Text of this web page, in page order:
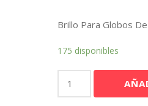
Brillo Para Globos
175 disponibles
Shine